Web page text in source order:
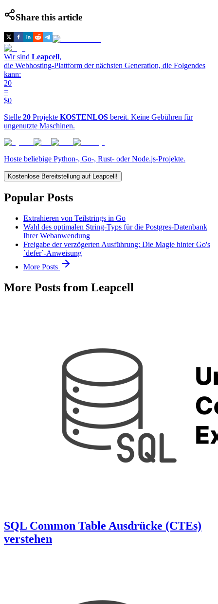
Share this article
Wir sind Leapcell,
die Webhosting-Plattform der nächsten Generation, die Folgendes
kann:
20
=
$0
Stelle 20 Projekte KOSTENLOS bereit. Keine Gebühren für
ungenutzte Maschinen.
Hoste beliebige Python-, Go-, Rust- oder Node.js-Projekte.
Kostenlose Bereitstellung auf Leapcell!
Popular Posts
Extrahieren von Teilstrings in Go
Wahl des optimalen String-Typs für die Postgres-Datenbank
Ihrer Webanwendung
Freigabe der verzögerten Ausführung: Die Magie hinter Go's
`defer`-Anweisung
More Posts
More Posts from Leapcell
SQL Common Table Ausdrücke (CTEs)
verstehen